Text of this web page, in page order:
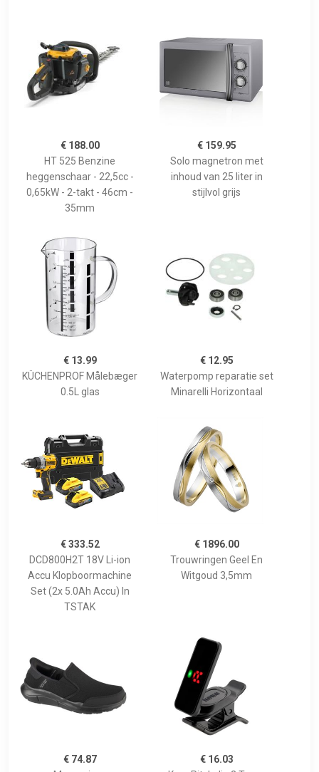
€ 188.00
HT 525 Benzine
heggenschaar - 22,5cc -
0,65kW - 2-takt - 46cm -
35mm
€ 159.95
Solo magnetron met
inhoud van 25 liter in
stijlvol grijs
€ 13.99
KÜCHENPROF Målebæger
0.5L glas
€ 12.95
Waterpomp reparatie set
Minarelli Horizontaal
€ 333.52
DCD800H2T 18V Li-ion
Accu Klopboormachine
Set (2x 5.0Ah Accu) In
TSTAK
€ 1896.00
Trouwringen Geel En
Witgoud 3,5mm
€ 74.87
€ 16.03